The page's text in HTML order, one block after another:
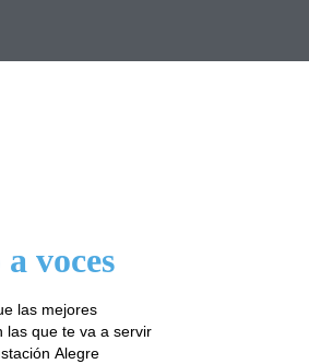
voces
las mejores
las que te va a servir
Alegre